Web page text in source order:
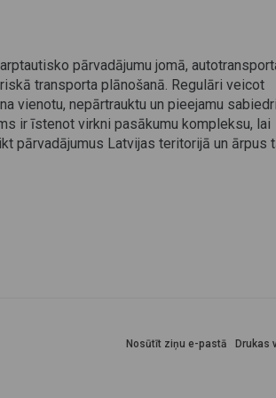
pārvadājumu jomā,
transporta plānošanā. Regulāri veicot
vienotu, nepārtrauktu un pieejamu
ir īstenot virkni pasākumu kompleksu, lai
pārvadājumus Latvijas teritorijā un ārpus
Drukas
Nosūtīt ziņu e-pastā